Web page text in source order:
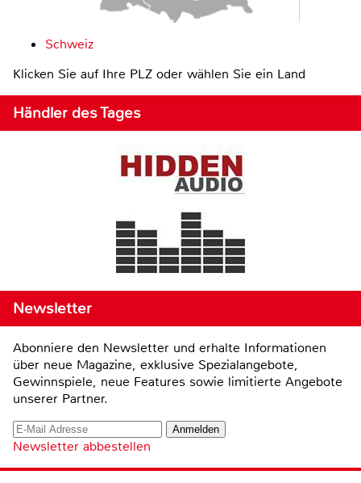
Schweiz
Klicken Sie auf Ihre PLZ oder wählen Sie ein Land
Händler des Tages
Newsletter
Abonniere den Newsletter und erhalte Informationen
über neue Magazine, exklusive Spezialangebote,
Gewinnspiele, neue Features sowie limitierte Angebote
unserer Partner.
Newsletter abbestellen